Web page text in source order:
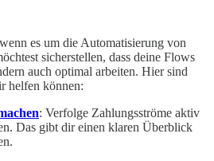
es um die Automatisierung von
sicherstellen, dass deine Flows
auch optimal arbeiten. Hier sind
helfen können:
: Verfolge Zahlungsströme aktiv
Das gibt dir einen klaren Überblick